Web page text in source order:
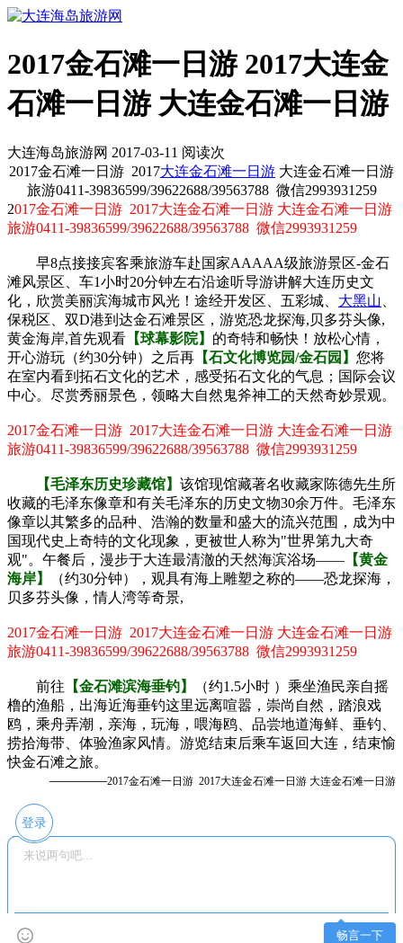
2017金石滩一日游 2017大连金
石滩一日游 大连金石滩一日游
大连海岛旅游网 2017-03-11 阅读次
2017金石滩一日游 2017大连金石滩一日游 大连金石滩一日游
旅游0411-39836599/39622688/39563788 微信2993931259
2017金石滩一日游 2017大连金石滩一日游 大连金石滩一日游
旅游0411-39836599/39622688/39563788 微信2993931259
早8点接接宾客乘旅游车赴国家AAAAA级旅游景区-金石
滩风景区、车1小时20分钟左右沿途听导游讲解大连历史文
化，欣赏美丽滨海城市风光！途经开发区、五彩城、 大黑山
保税区、双D港到达金石滩景区，游览恐龙探海,贝多芬头像,
黄金海岸,首先观看 【球幕影院】 的奇特和畅快！放松心情，
开心游玩（约30分钟）之后再 【石文化博览园/金石园】 您将
在室内看到拓石文化的艺术，感受拓石文化的气息；国际会议
中心。尽赏秀丽景色，领略大自然鬼斧神工的天然奇妙景观。
2017金石滩一日游 2017大连金石滩一日游 大连金石滩一日游
旅游0411-39836599/39622688/39563788 微信2993931259
【毛泽东历史珍藏馆】 该馆现馆藏著名收藏家陈德先生所
收藏的毛泽东像章和有关毛泽东的历史文物30余万件。毛泽东
像章以其繁多的品种、浩瀚的数量和盛大的流兴范围，成为中
国现代史上奇特的文化现象，更被世人称为"世界第九大奇
观"。午餐后，漫步于大连最清澈的天然海滨浴场—— 【黄金
海岸】
（约30分钟），观具有海上雕塑之称的——恐龙探海，
贝多芬头像，情人湾等奇景,
2017金石滩一日游 2017大连金石滩一日游 大连金石滩一日游
旅游0411-39836599/39622688/39563788 微信2993931259
前往 【金石滩滨海垂钓】
（约1.5小时 ）乘坐渔民亲自摇
橹的渔船，出海近海垂钓这里远离喧嚣，崇尚自然，踏浪戏
鸥，乘舟弄潮，亲海，玩海，喂海鸥、品尝地道海鲜、垂钓、
捞拾海带、体验渔家风情。游览结束后乘车返回大连，结束愉
快金石滩之旅。
————2017金石滩一日游 2017大连金石滩一日游 大连金石滩一日游
登录
畅言一下